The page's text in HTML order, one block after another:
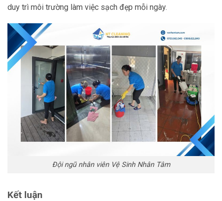
duy trì môi trường làm việc sạch đẹp mỗi ngày.
Đội ngũ nhân viên Vệ Sinh Nhân Tâm
Kết luận